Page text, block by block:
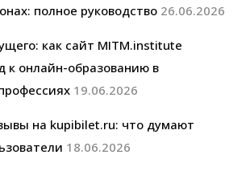
полное руководство 26.06.2026
как сайт MITM.institute
к онлайн-образованию в
19.06.2026
на kupibilet.ru: что думают
18.06.2026